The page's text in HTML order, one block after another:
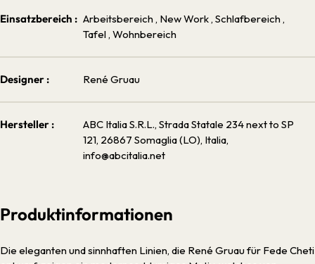
Einsatzbereich : Arbeitsbereich , New Work , Schlafbereich ,
Tafel , Wohnbereich
Designer : René Gruau
Hersteller :
ABC Italia S.R.L., Strada Statale 234 next to SP
121, 26867 Somaglia (LO), Italia,
info@abcitalia.net
Produktinformationen
Die eleganten und sinnhaften Linien, die René Gruau für Fede Cheti